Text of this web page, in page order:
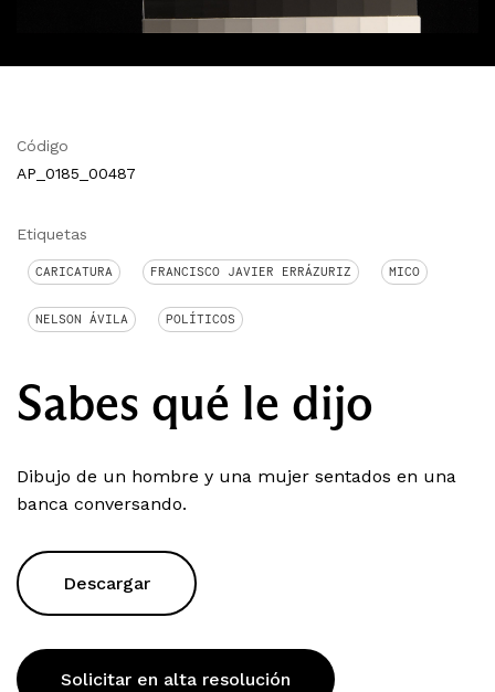
Código
AP_0185_00487
Etiquetas
CARICATURA FRANCISCO JAVIER ERRÁZURIZ MICO
NELSON ÁVILA POLÍTICOS
Sabes qué le dijo
Dibujo de un hombre y una mujer sentados en una
banca conversando.
Descargar
Solicitar en alta resolución